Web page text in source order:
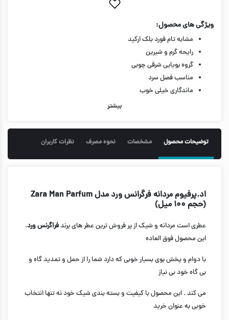
ویژگی های محصول:
مشابه تام فورد بلک ارکید
رایحه گرم و شیرین
گروه بویایی شرقی چوبی
مناسب فصل سرد
ماندگاری خیلی خوب
بیشتر
توضیحات محصول مشخصات نحوه مصرف نظرات کاربران
اد.پرفیوم مردانه فرگرانس ورد مدل Zara Man Parfum
(حجم ۱۰۰ میل)
عطری است مردانه و شیک از پر فروش ترین عطر های برندفراگرنس ورد.
این محصول فوق العاده
با دوام و پخش بوی بسیار خوبی که دارد شما را از حمل و تمدید گاه و
بی گاه خود بی نیاز
می کند . این محصول با کیفیت و بسته بندی شیک خود نه تنها انتخاب
خوبی به عنوان خرید